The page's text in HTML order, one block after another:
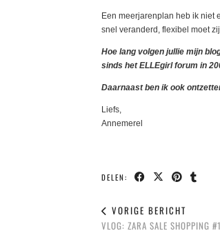
Een meerjarenplan heb ik niet
snel veranderd, flexibel moet
Hoe lang volgen jullie mijn
sinds het ELLEgirl forum in
Daarnaast ben ik ook
Liefs,
Annemerel
DELEN:
VORIGE BERICHT
VLOG: ZARA SALE SHOPPING